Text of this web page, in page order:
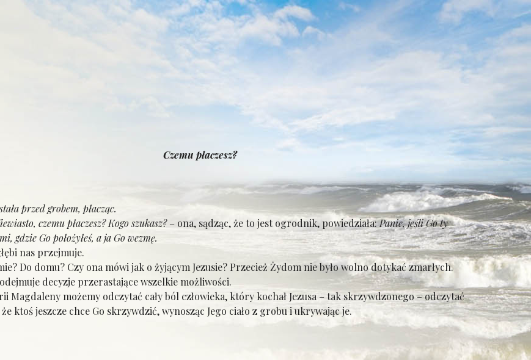
Czemu płaczesz?
przed grobem, płacząc.
czemu płaczesz? Kogo szukasz?– ona, sądząc, że to jest ogrodnik, powiedziała:Panie, jeśli Go ty
gdzie Go położyłeś, a ja Go wezmę.
nas przejmuje.
Do domu? Czy ona mówi jak o żyjącym Jezusie? Przecież Żydom nie było wolno dotykać zmarłych.
decyzje przerastające wszelkie możliwości.
Magdaleny możemy odczytać cały ból człowieka, który kochał Jezusa – tak skrzywdzonego – odczytać
ktoś jeszcze chce Go skrzywdzić, wynosząc Jego ciało z grobu i ukrywając je.